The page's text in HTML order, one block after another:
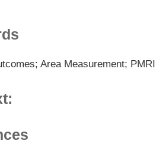
Area Measurement;